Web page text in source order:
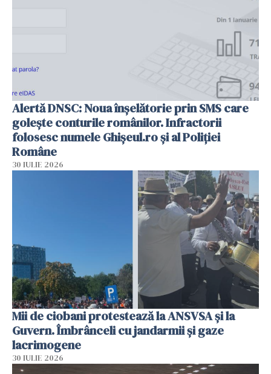
Alertă DNSC: Noua înșelătorie prin SMS care
golește conturile românilor. Infractorii
folosesc numele Ghișeul.ro și al Poliției
Române
30 IULIE 2026
Mii de ciobani protestează la ANSVSA și la
Guvern. Îmbrânceli cu jandarmii și gaze
lacrimogene
30 IULIE 2026